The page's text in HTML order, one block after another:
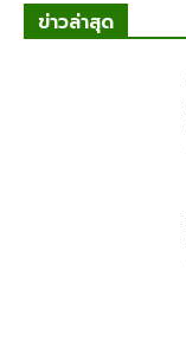
ข่าวล่าสุด